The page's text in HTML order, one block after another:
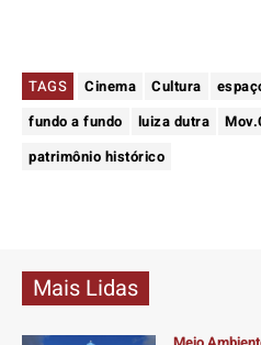
TAGS Cinema Cultura
fundo a fundo
luiza dutra
patrimônio histórico
Mais Lidas